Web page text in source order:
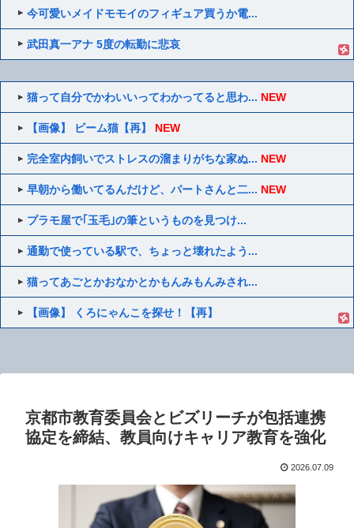
今可愛いメイドモモイのフィギュア買うか電...
武田真一アナ 5度の転勤に悲哀
猫って自分でかわいいってわかってると思わ... NEW
【画像】 ビーム猫【再】 NEW
完全室内飼いでストレスの溜まりがちな家ぬ... NEW
早朝から働いてるんだけど、パートさんと二... NEW
プラモ屋で｢玉毛｣の筆というものを見つけ...
通勤で使っている駅で、ちょっと壊れたよう...
猫ってあごとかおなかとかもんみもんみされ...
【画像】 くろにゃんこを探せ！【再】
京都市教育委員会とビズリーチが包括連携
協定を締結、教員向けキャリア教育を強化
2026.07.09